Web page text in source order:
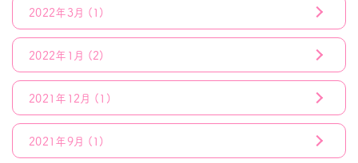
2022年3月 (1)
2022年1月 (2)
2021年12月 (1)
2021年9月 (1)